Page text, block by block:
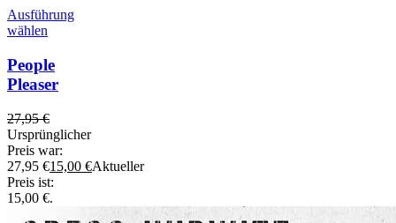
Ausführung
wählen
People
Pleaser
27,95€
Ursprünglicher
Preis war:
27,95 €15,00 €Aktueller
Preis ist:
15,00 €.